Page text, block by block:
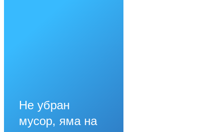
Не убран
мусор, яма на